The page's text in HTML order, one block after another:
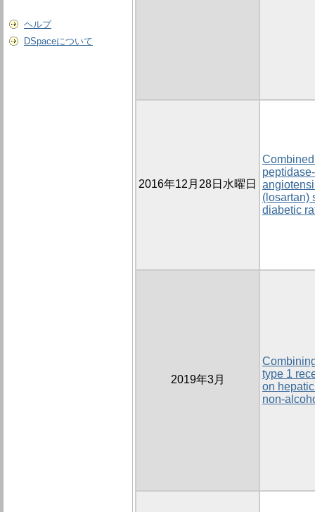
ヘルプ
DSpaceについて
2016年12月28日水曜日
(losartan)
diabetic
2019年3月
type 1
on
non-